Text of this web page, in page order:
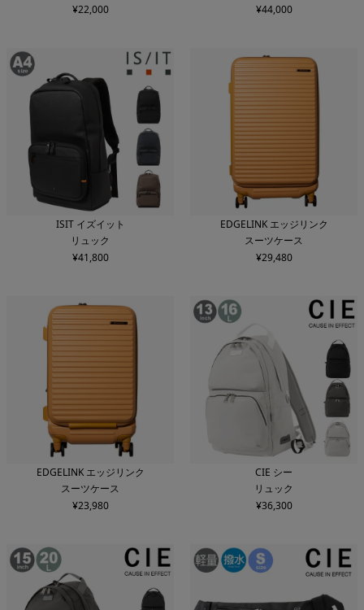
¥22,000
¥44,000
ISIT イズイット
リュック
¥41,800
EDGELINK エッジリンク
スーツケース
¥29,480
EDGELINK エッジリンク
スーツケース
¥23,980
CIE シー
リュック
¥36,300